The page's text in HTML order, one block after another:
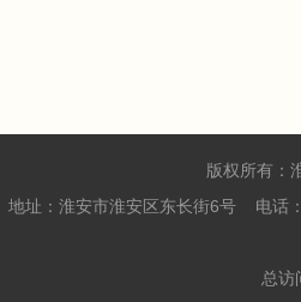
版权所有：
地址：淮安市淮安区东长街6号 电话
总